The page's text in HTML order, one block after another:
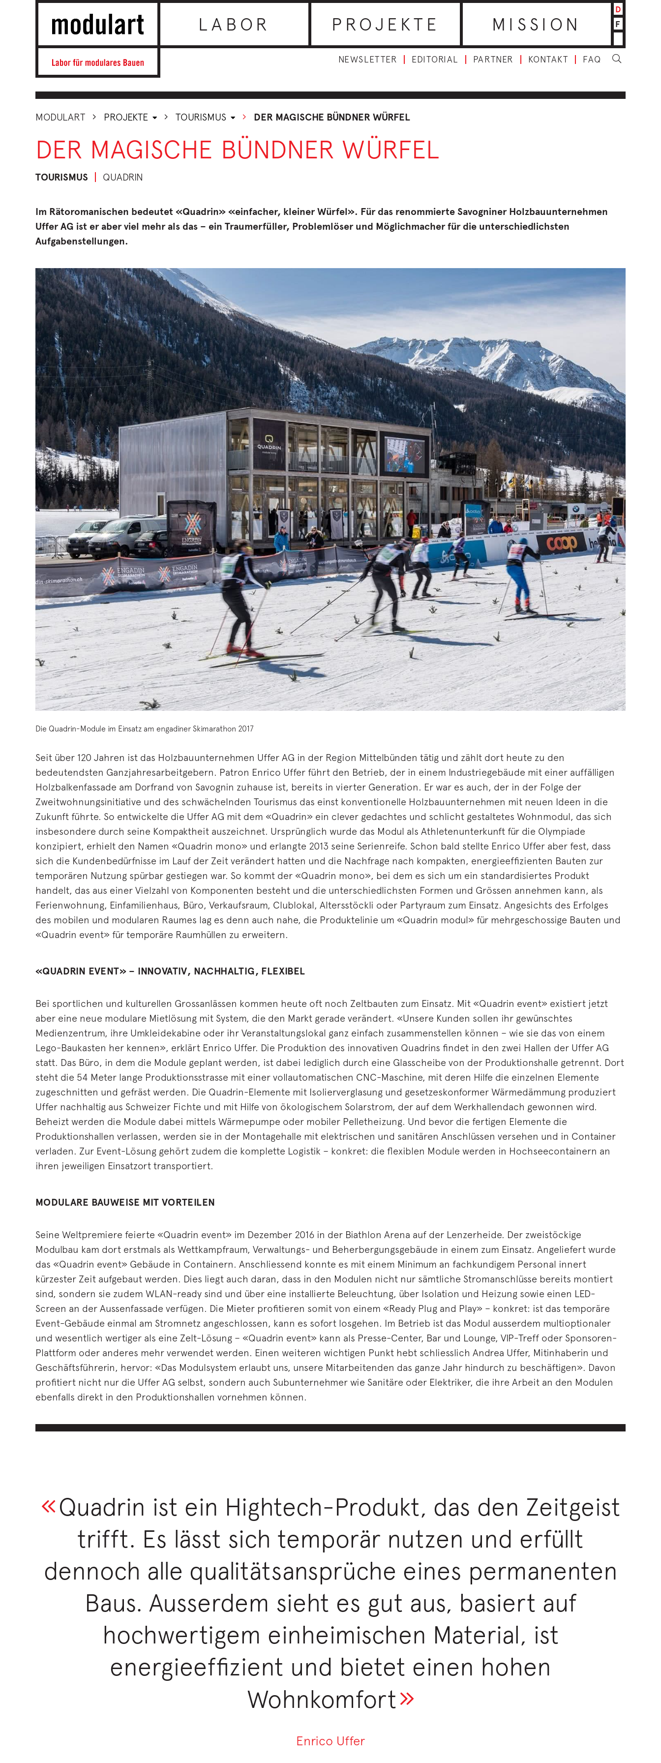
LABOR PROJEKTE MISSION
D
F
NEWSLETTER EDITORIAL PARTNER KONTAKT FAQ
MODULART PROJEKTE TOURISMUS DER MAGISCHE BÜNDNER WÜRFEL
DER MAGISCHE BÜNDNER WÜRFEL
TOURISMUS QUADRIN
Im Rätoromanischen bedeutet «Quadrin» «einfacher, kleiner Würfel». Für das renommierte Savogniner Holzbauunternehmen
Uffer AG ist er aber viel mehr als das – ein Traumerfüller, Problemlöser und Möglichmacher für die unterschiedlichsten
Aufgabenstellungen.
Die Quadrin-Module im Einsatz am engadiner Skimarathon 2017
Seit über 120 Jahren ist das Holzbauunternehmen Uffer AG in der Region Mittelbünden tätig und zählt dort heute zu den
bedeutendsten Ganzjahresarbeitgebern. Patron Enrico Uffer führt den Betrieb, der in einem Industriegebäude mit einer auffälligen
Holzbalkenfassade am Dorfrand von Savognin zuhause ist, bereits in vierter Generation. Er war es auch, der in der Folge der
Zweitwohnungsinitiative und des schwächelnden Tourismus das einst konventionelle Holzbauunternehmen mit neuen Ideen in die
Zukunft führte. So entwickelte die Uffer AG mit dem «Quadrin» ein clever gedachtes und schlicht gestaltetes Wohnmodul, das sich
insbesondere durch seine Kompaktheit auszeichnet. Ursprünglich wurde das Modul als Athletenunterkunft für die Olympiade
konzipiert, erhielt den Namen «Quadrin mono» und erlangte 2013 seine Serienreife. Schon bald stellte Enrico Uffer aber fest, dass
sich die Kundenbedürfnisse im Lauf der Zeit verändert hatten und die Nachfrage nach kompakten, energieeffizienten Bauten zur
temporären Nutzung spürbar gestiegen war. So kommt der «Quadrin mono», bei dem es sich um ein standardisiertes Produkt
handelt, das aus einer Vielzahl von Komponenten besteht und die unterschiedlichsten Formen und Grössen annehmen kann, als
Ferienwohnung, Einfamilienhaus, Büro, Verkaufsraum, Clublokal, Altersstöckli oder Partyraum zum Einsatz. Angesichts des Erfolges
des mobilen und modularen Raumes lag es denn auch nahe, die Produktelinie um «Quadrin modul» für mehrgeschossige Bauten und
«Quadrin event» für temporäre Raumhüllen zu erweitern.
«QUADRIN EVENT» – INNOVATIV, NACHHALTIG, FLEXIBEL
Bei sportlichen und kulturellen Grossanlässen kommen heute oft noch Zeltbauten zum Einsatz. Mit «Quadrin event» existiert jetzt
aber eine neue modulare Mietlösung mit System, die den Markt gerade verändert. «Unsere Kunden sollen ihr gewünschtes
Medienzentrum, ihre Umkleidekabine oder ihr Veranstaltungslokal ganz einfach zusammenstellen können – wie sie das von einem
Lego-Baukasten her kennen», erklärt Enrico Uffer. Die Produktion des innovativen Quadrins findet in den zwei Hallen der Uffer AG
statt. Das Büro, in dem die Module geplant werden, ist dabei lediglich durch eine Glasscheibe von der Produktionshalle getrennt. Dort
steht die 54 Meter lange Produktionsstrasse mit einer vollautomatischen CNC-Maschine, mit deren Hilfe die einzelnen Elemente
zugeschnitten und gefräst werden. Die Quadrin-Elemente mit Isolierverglasung und gesetzeskonformer Wärmedämmung produziert
Uffer nachhaltig aus Schweizer Fichte und mit Hilfe von ökologischem Solarstrom, der auf dem Werkhallendach gewonnen wird.
Beheizt werden die Module dabei mittels Wärmepumpe oder mobiler Pelletheizung. Und bevor die fertigen Elemente die
Produktionshallen verlassen, werden sie in der Montagehalle mit elektrischen und sanitären Anschlüssen versehen und in Container
verladen. Zur Event-Lösung gehört zudem die komplette Logistik – konkret: die flexiblen Module werden in Hochseecontainern an
ihren jeweiligen Einsatzort transportiert.
MODULARE BAUWEISE MIT VORTEILEN
Seine Weltpremiere feierte «Quadrin event» im Dezember 2016 in der Biathlon Arena auf der Lenzerheide. Der zweistöckige
Modulbau kam dort erstmals als Wettkampfraum, Verwaltungs- und Beherbergungsgebäude in einem zum Einsatz. Angeliefert wurde
das «Quadrin event» Gebäude in Containern. Anschliessend konnte es mit einem Minimum an fachkundigem Personal innert
kürzester Zeit aufgebaut werden. Dies liegt auch daran, dass in den Modulen nicht nur sämtliche Stromanschlüsse bereits montiert
sind, sondern sie zudem WLAN-ready sind und über eine installierte Beleuchtung, über Isolation und Heizung sowie einen LED-
Screen an der Aussenfassade verfügen. Die Mieter profitieren somit von einem «Ready Plug and Play» – konkret: ist das temporäre
Event-Gebäude einmal am Stromnetz angeschlossen, kann es sofort losgehen. Im Betrieb ist das Modul ausserdem multioptionaler
und wesentlich wertiger als eine Zelt-Lösung – «Quadrin event» kann als Presse-Center, Bar und Lounge, VIP-Treff oder Sponsoren-
Plattform oder anderes mehr verwendet werden. Einen weiteren wichtigen Punkt hebt schliesslich Andrea Uffer, Mitinhaberin und
Geschäftsführerin, hervor: «Das Modulsystem erlaubt uns, unsere Mitarbeitenden das ganze Jahr hindurch zu beschäftigen». Davon
profitiert nicht nur die Uffer AG selbst, sondern auch Subunternehmer wie Sanitäre oder Elektriker, die ihre Arbeit an den Modulen
ebenfalls direkt in den Produktionshallen vornehmen können.
Quadrin ist ein Hightech-Produkt, das den Zeitgeist
trifft. Es lässt sich temporär nutzen und erfüllt
dennoch alle qualitätsansprüche eines permanenten
Baus. Ausserdem sieht es gut aus, basiert auf
hochwertigem einheimischen Material, ist
energieeffizient und bietet einen hohen
Wohnkomfort
Enrico Uffer